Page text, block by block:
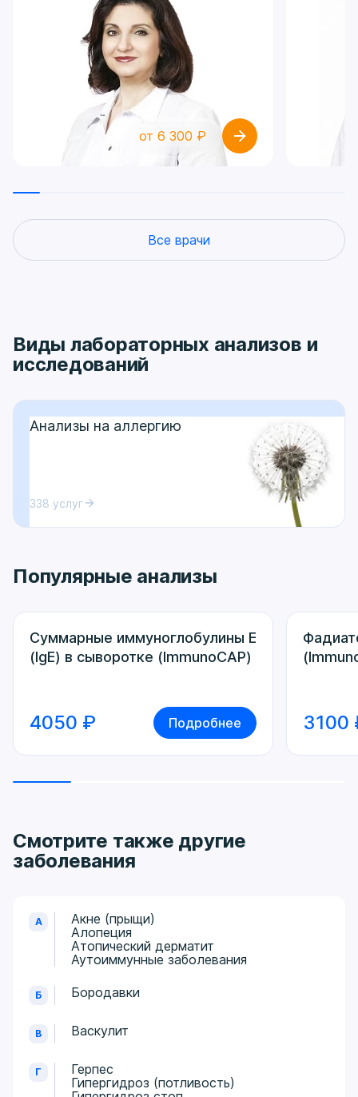
от 6 300 ₽
Все врачи
Виды лабораторных анализов и
исследований
Анализы на аллергию
338 услуг
Популярные анализы
Суммарные иммуноглобулины Е
(IgE) в сыворотке (ImmunoCAP)
4050 ₽ Подробнее 3100
Смотрите также другие
заболевания
А
Акне (прыщи)
Алопеция
Атопический дерматит
Аутоиммунные заболевания
Б Бородавки
В Васкулит
Г
Герпес
Гипергидроз (потливость)